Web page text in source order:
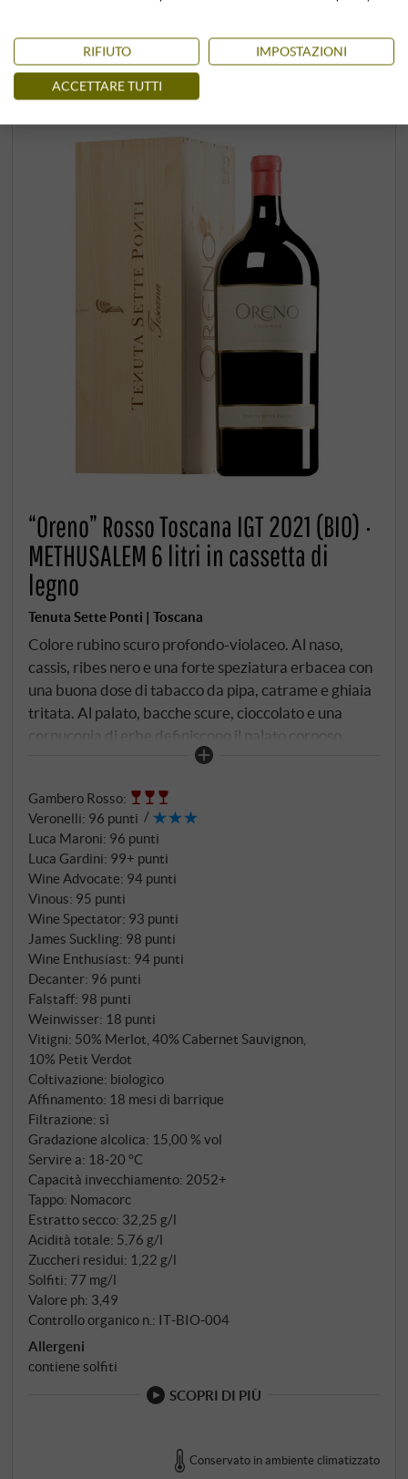
“Oreno” Rosso Toscana IGT 2021 (BIO) ·
METHUSALEM 6 litri in cassetta di
legno
Tenuta Sette Ponti | Toscana
Colore rubino scuro profondo-violaceo. Al naso,
cassis, ribes nero e una forte speziatura erbacea con
una buona dose di tabacco da pipa, catrame e ghiaia
tritata. Al palato, bacche scure, cioccolato e una
cornucopia di erbe definiscono il palato corposo.
Questo succoso vino monumento ha tannini
finale quasi infinito.
Gambero Rosso:
Veronelli: 96 punti
Luca Maroni: 96 punti
Luca Gardini: 99+ punti
Wine Advocate: 94 punti
Vinous: 95 punti
Wine Spectator: 93 punti
James Suckling: 98 punti
Wine Enthusiast: 94 punti
Decanter: 96 punti
Falstaff: 98 punti
Weinwisser: 18 punti
Vitigni: 50% Merlot, 40% Cabernet Sauvignon,
10% Petit Verdot
Coltivazione: biologico
Affinamento: 18 mesi di barrique
Filtrazione: sì
Gradazione alcolica: 15,00 % vol
Servire a: 18‑20 °C
Capacità invecchiamento: 2052+
Tappo: Nomacorc
Estratto secco: 32,25 g/l
Acidità totale: 5,76 g/l
Zuccheri residui: 1,22 g/l
Solfiti: 77 mg/l
Valore ph: 3,49
Controllo organico n.: IT‑BIO‑004
Allergeni
contiene solfiti
SCOPRI DI PIÙ
Conservato in ambiente climatizzato
RIFIUTO IMPOSTAZIONI
ACCETTARE TUTTI